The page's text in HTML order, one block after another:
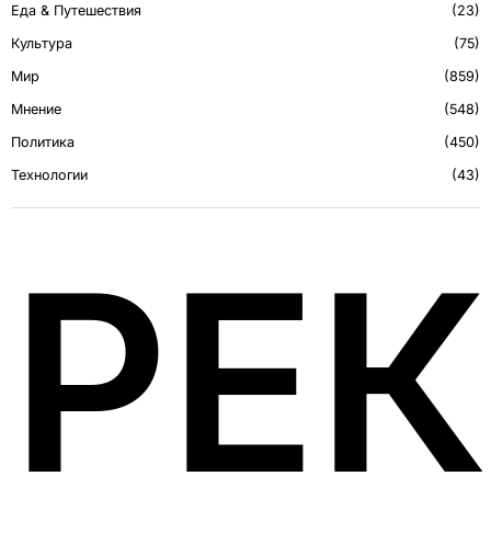
Еда & Путешествия
23
Культура
75
Мир
859
Мнение
548
Политика
450
Технологии
43